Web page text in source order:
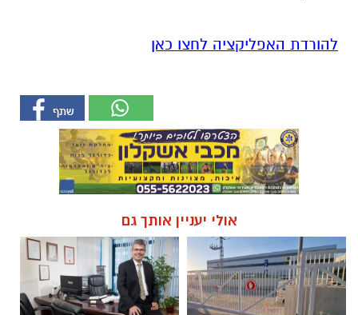
להורדת האפליקציה לחצו כאן
אולי יעניין אותך גם